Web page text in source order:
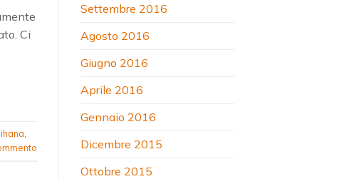
Ci
,
Settembre 2016
Agosto 2016
Giugno 2016
Aprile 2016
Gennaio 2016
Dicembre 2015
Ottobre 2015